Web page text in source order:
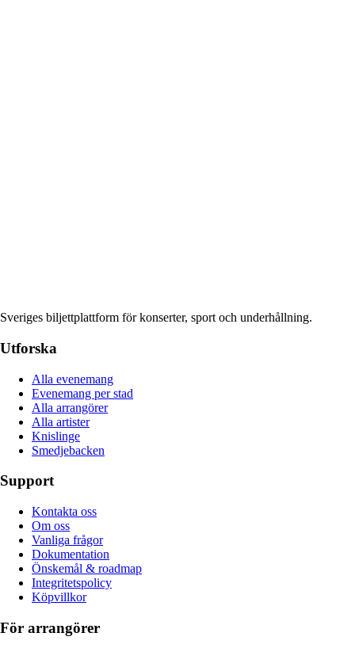
Sveriges biljettplattform för konserter, sport och underhållning.
Utforska
Alla evenemang
Evenemang per stad
Alla arrangörer
Alla artister
Knislinge
Smedjebacken
Support
Kontakta oss
Om oss
Vanliga frågor
Dokumentation
Önskemål & roadmap
Integritetspolicy
Köpvillkor
För arrangörer